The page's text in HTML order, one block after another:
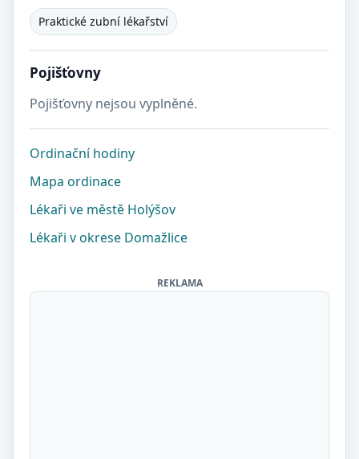
Praktické zubní lékařství
Pojišťovny
Pojišťovny nejsou vyplněné.
Ordinační hodiny
Mapa ordinace
Lékaři ve městě Holýšov
Lékaři v okrese Domažlice
REKLAMA